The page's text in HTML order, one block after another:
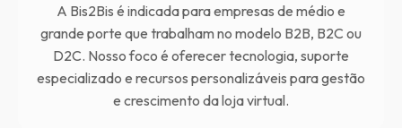
A Bis2Bis é indicada para empresas de médio e
grande porte que trabalham no modelo B2B, B2C ou
D2C. Nosso foco é oferecer tecnologia, suporte
especializado e recursos personalizáveis para gestão
e crescimento da loja virtual.